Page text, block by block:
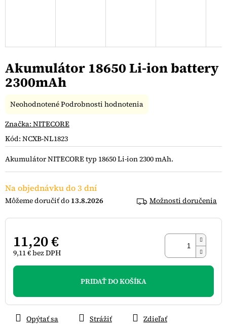
Akumulátor 18650 Li-ion battery
2300mAh
Kód: NCXB-NL1823
Na objednávku do 3 dní
13.8.2026 Možnosti doručenia
11,20 €
9,11 € bez DPH
Jednotková
PRIDAŤ DO KOŠÍKA
Akumulátor NITECORE typ 18650 Li-ion 2300 mAh.
Opýtať sa Strážiť Zdieľať
Priemerné
produktu
0,0
5
hviezdičiek.
NeohodnotenéPodrobnosti hodnotenia
Značka: NITECORE